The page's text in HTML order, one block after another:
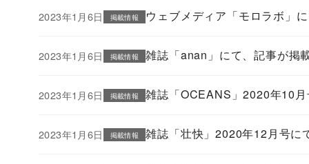
2023年1月6日 掲載情報 ウェブメディア「モロラボ」
2023年1月6日 掲載情報 雑誌「anan」にて、記事が掲
2023年1月6日 掲載情報 雑誌「OCEANS」2020年10
2023年1月6日 掲載情報 雑誌「壮快」2020年12月号に